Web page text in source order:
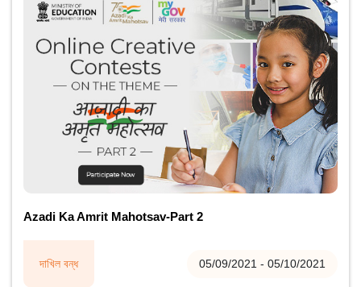
দাখিল বন্ধ 05/09/2021 - 05/10/2021
Azadi Ka Amrit Mahotsav-Part 2